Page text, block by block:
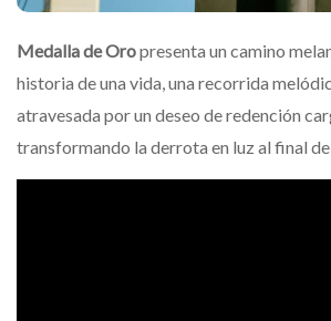
Medalla de Oropresenta un camino
historia de una vida, una recorrida
atravesada por un deseo de redención
transformando la derrota en luz al final